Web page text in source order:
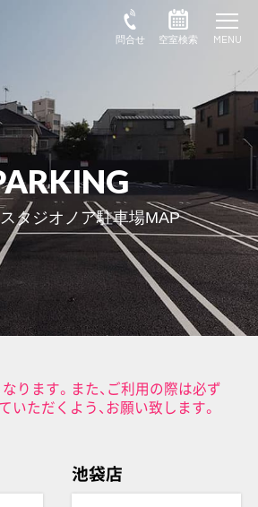
タジオノア駐車場MAP
ります。また、ご利用の際は必ず
いただくよう、お願い致します。
池袋店